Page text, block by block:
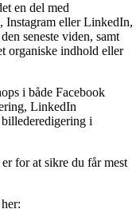
en del med
Instagram eller LinkedIn,
seneste viden, samt
organiske indhold eller
i både Facebook
LinkedIn
i
for at sikre du får mest